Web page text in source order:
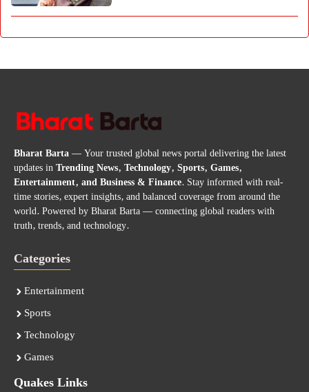
Bharat Barta— Your trusted global news portal delivering the latest
updates inTrending News, Technology, Sports, Games,
Entertainment, and Business & Finance. Stay informed with real-
time stories, expert insights, and balanced coverage from around the
world. Powered by Bharat Barta — connecting global readers with
truth, trends, and technology.
Categories
Entertainment
Sports
Technology
Games
Quakes Links